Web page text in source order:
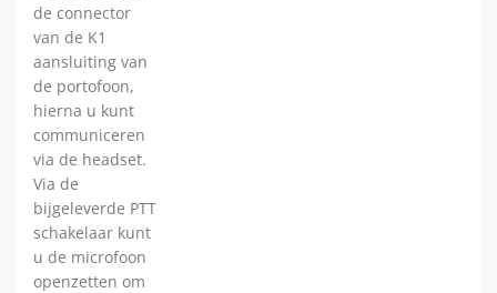
de connector
van de K1
aansluiting van
de portofoon,
hierna u kunt
communiceren
via de headset.
Via de
bijgeleverde PTT
schakelaar kunt
u de microfoon
openzetten om